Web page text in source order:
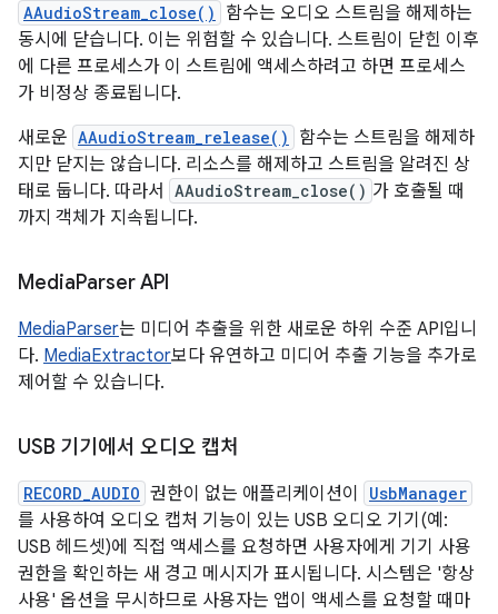
AAudioStream_close()
함수는 오디오 스트림을 해제하는
동시에 닫습니다. 이는 위험할 수 있습니다. 스트림이 닫힌 이후
에 다른 프로세스가 이 스트림에 액세스하려고 하면 프로세스
가 비정상 종료됩니다.
새로운 AAudioStream_release()
함수는 스트림을 해제하
지만 닫지는 않습니다. 리소스를 해제하고 스트림을 알려진 상
태로 둡니다. 따라서
AAudioStream_close() 가 호출될 때
까지 객체가 지속됩니다.
MediaParser API
MediaParser는 미디어 추출을 위한 새로운 하위 수준 API입니
다. MediaExtractor보다 유연하고 미디어 추출 기능을 추가로
제어할 수 있습니다.
USB 기기에서 오디오 캡처
RECORD_AUDIO 권한이 없는 애플리케이션이 UsbManager
를 사용하여 오디오 캡처 기능이 있는 USB 오디오 기기(예:
USB 헤드셋)에 직접 액세스를 요청하면 사용자에게 기기 사용
권한을 확인하는 새 경고 메시지가 표시됩니다. 시스템은 '항상
사용' 옵션을 무시하므로 사용자는 앱이 액세스를 요청할 때마